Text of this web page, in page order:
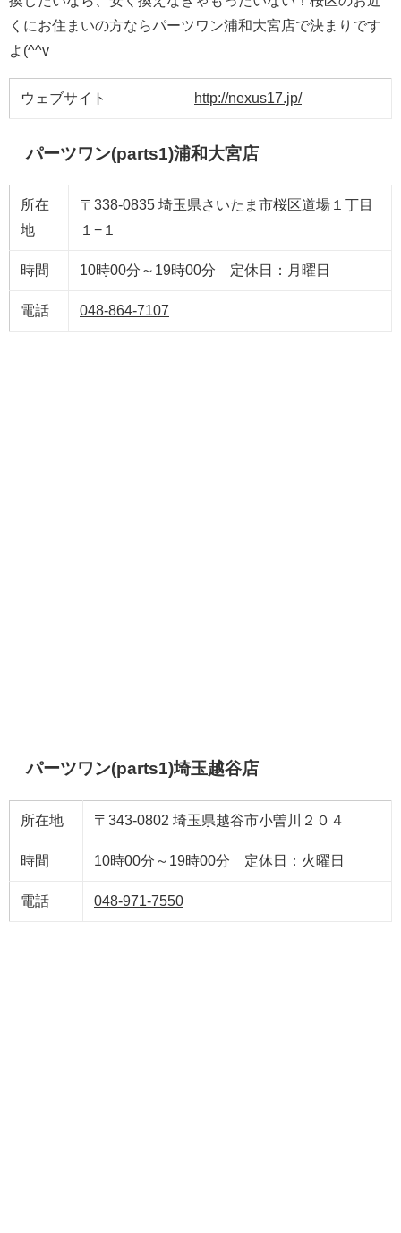
くにお住まいの方ならパーツワン浦和大宮店で決まりです
よ(^^v
ウェブサイト http://nexus17.jp/
パーツワン(parts1)浦和大宮店
所在
地
〒338-0835 埼玉県さいたま市桜区道場１丁目
１−１
時間 10時00分～19時00分 定休日：月曜日
電話 048-864-7107
パーツワン(parts1)埼玉越谷店
所在地 〒343-0802 埼玉県越谷市小曽川２０４
時間 10時00分～19時00分 定休日：火曜日
電話 048-971-7550